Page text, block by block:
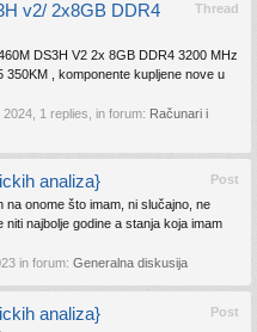
Thread
v2/ 2x8GB DDR4
DS3H V2 2x 8GB DDR4 3200 MHz
350KM , komponente kupljene nove u
2024 , 1 replies, in forum: Računari i
Post
analiza}
onome što imam, ni slučajno, ne
najbolje godine a stanja koja imam
in forum: Generalna diskusija
Post
analiza}